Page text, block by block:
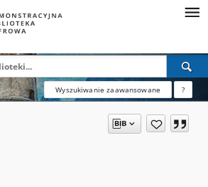
Wyszukiwanie zaawansowane ?